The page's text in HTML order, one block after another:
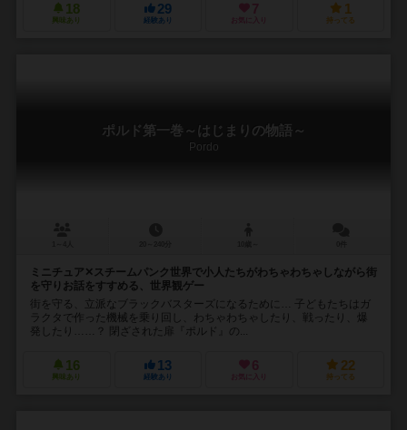
18
興味あり
29
経験あり
7
お気に入り
1
持ってる
ポルド第一巻～はじまりの物語～
Pordo
ミニチュア✕スチームパンク世界で小人たちがわちゃわちゃしながら街
を守りお話をすすめる、世界観ゲー
街を守る、立派なブラックバスターズになるために… 子どもたちはガ
ラクタで作った機械を乗り回し、わちゃわちゃしたり、戦ったり、爆
発したり……？ 閉ざされた扉『ポルド』の...
16
興味あり
13
経験あり
6
お気に入り
22
持ってる